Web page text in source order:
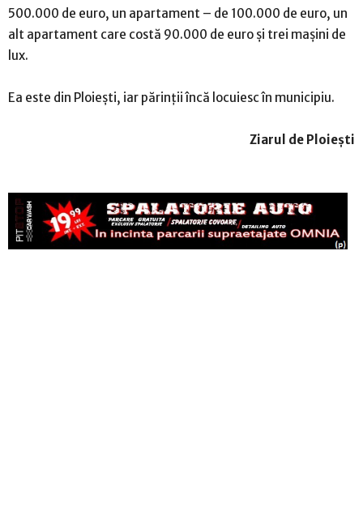
500.000 de euro, un apartament – de 100.000 de euro, un
alt apartament care costă 90.000 de euro și trei mașini de
lux.
Ea este din Ploiești, iar părinții încă locuiesc în municipiu.
Ziarul de Ploiești